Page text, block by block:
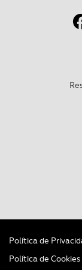
Consulte a
Política de
Política de Cookies